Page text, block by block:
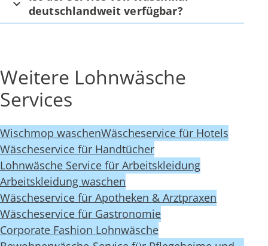
deutschlandweit verfügbar?
Weitere Lohnwäsche
Services
Wischmop waschenWäscheservice für Hotels
Wäscheservice für Handtücher
Lohnwäsche Service für Arbeitskleidung
Arbeitskleidung waschen
Wäscheservice für Apotheken & Arztpraxen
Wäscheservice für Gastronomie
Corporate Fashion Lohnwäsche